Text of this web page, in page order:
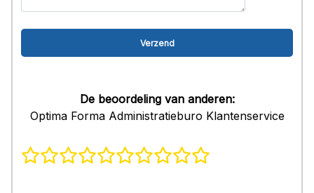
De beoordeling van anderen:
Optima Forma Administratieburo Klantenservice